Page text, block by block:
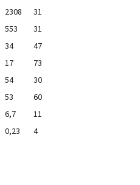
2308
31
553
31
34
47
17
73
54
30
53
60
6,7
11
0,23 4